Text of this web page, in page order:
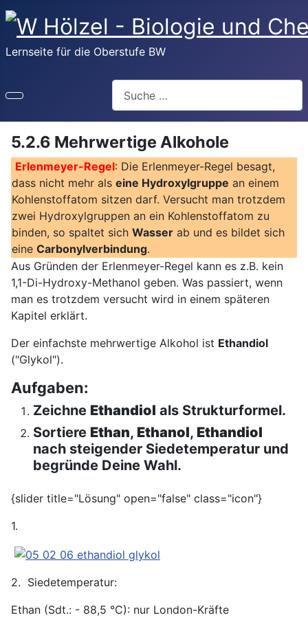
Lernseite für die Oberstufe BW
5.2.6 Mehrwertige Alkohole
Erlenmeyer-Regel: Die Erlenmeyer-Regel besagt,
dass nicht mehr als eine Hydroxylgruppe an einem
Kohlenstoffatom sitzen darf. Versucht man trotzdem
zwei Hydroxylgruppen an ein Kohlenstoffatom zu
binden, so spaltet sich Wasser ab und es bildet sich
eine Carbonylverbindung.
Aus Gründen der Erlenmeyer-Regel kann es z.B. kein
1,1-Di-Hydroxy-Methanol geben. Was passiert, wenn
man es trotzdem versucht wird in einem späteren
Kapitel erklärt.
Der einfachste mehrwertige Alkohol ist Ethandiol
("Glykol").
Aufgaben:
Zeichne Ethandiol als Strukturformel.
Sortiere Ethan, Ethanol, Ethandiol
nach steigender Siedetemperatur und
begründe Deine Wahl.
{slider title="Lösung" open="false" class="icon"}
1.
2. Siedetemperatur:
Ethan (Sdt.: - 88,5 °C): nur London-Kräfte